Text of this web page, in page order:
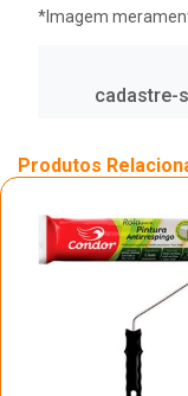
*Imagem
cadastre-
Produtos